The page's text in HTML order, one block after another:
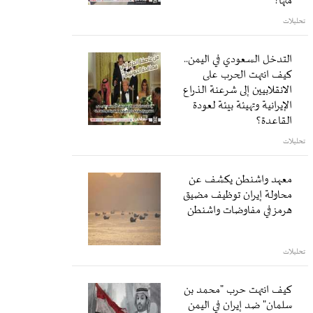
تحليلات
التدخل السعودي في اليمن..
كيف انتهت الحرب على
الانقلابيين إلى شرعنة الذراع
الإيرانية وتهيئة بيئة لعودة
القاعدة؟
تحليلات
معهد واشنطن يكشف عن
محاولة إيران توظيف مضيق
هرمز في مفاوضات واشنطن
تحليلات
كيف انتهت حرب "محمد بن
سلمان" ضد إيران في اليمن